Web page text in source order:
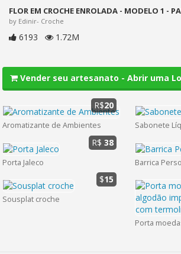
FLOR EM CROCHE ENROLADA - MODELO 1 -
by Edinir- Croche
6193 1.72M
Vender seu artesanato - Abrir uma
Aromatizante de Ambientes
R$20
Sabonete
Porta Jaleco
R$ 38
Barrica
Sousplat croche
$15